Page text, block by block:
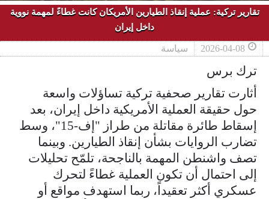
تقارير تركية: عملية إنقاذ الطيارين الأمريكان كانت غطاءً لمهمة نووية
داخل إيران
2026-04-08 سياسة
ترك برس
أثارت تقارير صحفية تركية تساؤلات واسعة
حول حقيقة العملية الأمريكية داخل إيران، بعد
إسقاط طائرة مقاتلة من طراز "إف-15"، وسط
تضارب الروايات بشأن إنقاذ الطيارين. وبينما
تصف واشنطن المهمة بالناجحة، تلمّح تحليلات
إلى احتمال أن تكون العملية غطاءً لتحرك
عسكري أكثر تعقيداً، ربما استهدف مواقع أو